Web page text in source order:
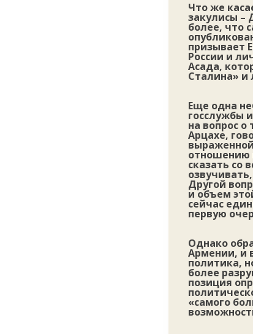
Что же
закулисы –
более, что
призывает
России и
Асада,
Сталина» и
Еще одна
госслужбы
на вопрос о
Арцахе,
отношению
сказать со
Другой
и объем
сейчас
первую
Однако
Армении, и
политика,
более
позиция
«самого